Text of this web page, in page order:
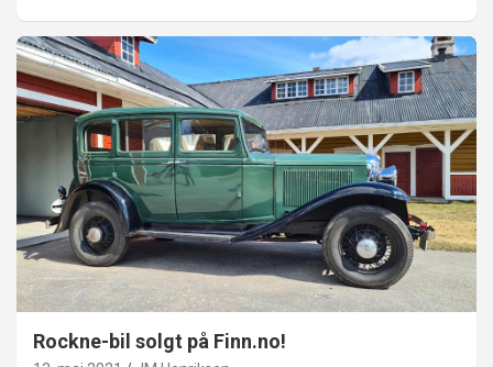
Rockne-bil solgt på Finn.no!